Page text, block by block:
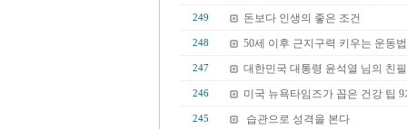
249 돈보다 인생의 좋은 조건
248 50세 이후 근지구력 키우는 운동법
247 대한민국 대통령 윤석열 님의 친
246 미국 뉴욕타임즈가 꼽은 건강 팁 9
245 습관으로 성격을 본다